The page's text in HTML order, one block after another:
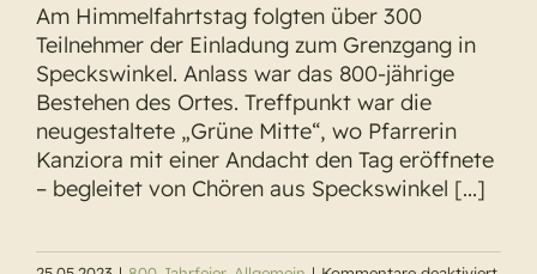
Am Himmelfahrtstag folgten über 300
Teilnehmer der Einladung zum Grenzgang in
Speckswinkel. Anlass war das 800-jährige
Bestehen des Ortes. Treffpunkt war die
neugestaltete „Grüne Mitte“, wo Pfarrerin
Kanziora mit einer Andacht den Tag eröffnete
– begleitet von Chören aus Speckswinkel [...]